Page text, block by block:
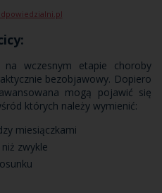
na wczesnym etapie choroby
bezobjawowy. Dopiero
mogą pojawić się
których należy wymienić:
miesiączkami
zwykle